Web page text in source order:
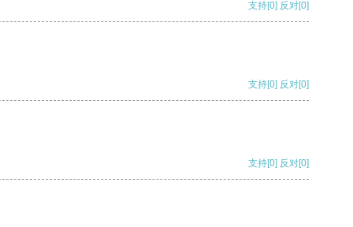
支持[0] 反对[0]
支持[0] 反对[0]
支持[0] 反对[0]